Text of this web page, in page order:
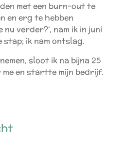
met een burn-out te
en erg te hebben
verder?', nam ik in juni
stap; ik nam ontslag.
sloot ik na bijna 25
en startte mijn bedrijf.